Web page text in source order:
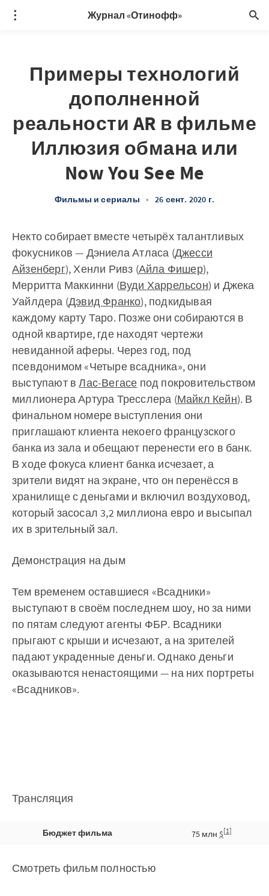
Журнал «Отинофф»
Примеры технологий
дополненной
реальности AR в фильме
Иллюзия обмана или
Now You See Me
Фильмы и сериалы • 26 сент. 2020 г.
Некто собирает вместе четырёх талантливых
фокусников — Дэниела Атласа (Джесси
Айзенберг), Хенли Ривз (Айла Фишер),
Мерритта Маккинни (Вуди Харрельсон) и Джека
Уайлдера (Дэвид Франко), подкидывая
каждому карту Таро. Позже они собираются в
одной квартире, где находят чертежи
невиданной аферы. Через год, под
псевдонимом «Четыре всадника», они
выступают вЛас-Вегасе под покровительством
миллионера Артура Тресслера (Майкл Кейн). В
финальном номере выступления они
приглашают клиента некоего французского
банка из зала и обещают перенести его в банк.
В ходе фокуса клиент банка исчезает, а
зрители видят на экране, что он перенёсся в
хранилище с деньгами и включил воздуховод,
который засосал 3,2 миллиона евро и высыпал
их в зрительный зал.
Демонстрация на дым
Тем временем оставшиеся «Всадники»
выступают в своём последнем шоу, но за ними
по пятам следуют агенты ФБР. Всадники
прыгают с крыши и исчезают, а на зрителей
падают украденные деньги. Однако деньги
оказываются ненастоящими — на них портреты
«Всадников».
Трансляция
Бюджет фильма 75 млн $ [1]
Смотреть фильм полностью